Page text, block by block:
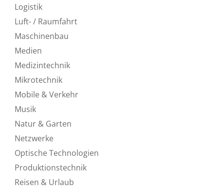
Logistik
Luft- / Raumfahrt
Maschinenbau
Medien
Medizintechnik
Mikrotechnik
Mobile & Verkehr
Musik
Natur & Garten
Netzwerke
Optische Technologien
Produktionstechnik
Reisen & Urlaub